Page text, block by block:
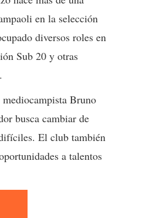
en la selección
diversos roles en
Sub 20 y otras
Bruno
busca cambiar de
El club también
a talentos